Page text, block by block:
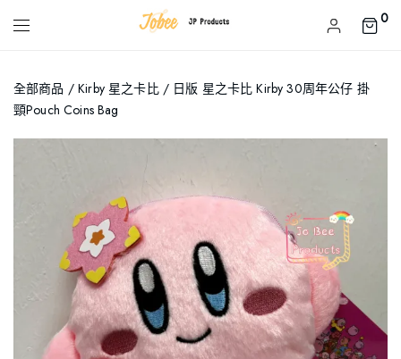
0
全部商品 /Kirby 星之卡比/ 日版 星之卡比 Kirby 30周年公仔 掛
頸Pouch Coins Bag